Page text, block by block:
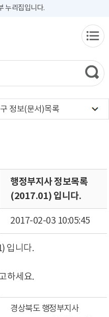
누리집입니다.
구 정보(문서)목록
행정부지사 정보목록
(2017.01) 입니다.
2017-02-03 10:05:45
입니다.
하세요.
경상북도 행정부지사